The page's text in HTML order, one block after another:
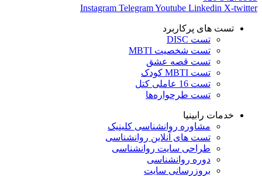
Instagram TelegramYoutube Linkedin X-twitter
تست های پرکاربرد
تست DISC
تست شخصیت MBTI
تست قصه عشق
تست MBTI کودک
تست 16 عاملی کتل
تست طرحواره‌ها
خدمات رابینیا
مشاوره روانشناسی کلینیک
تست های آنلاین روانشناسی
طراحی سایت روانشناسی
دوره روانشناسی
بروزرسانی سایت